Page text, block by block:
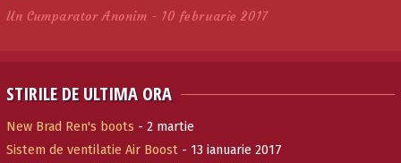
Un Cumparator Anonim - 10 februarie 2017
STIRILE DE ULTIMA ORA
New Brad Ren's boots - 2 martie
Sistem de ventilatie Air Boost - 13 ianuarie 2017